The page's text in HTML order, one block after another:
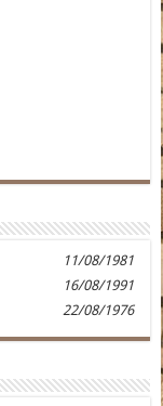
11/08/1981
16/08/1991
22/08/1976